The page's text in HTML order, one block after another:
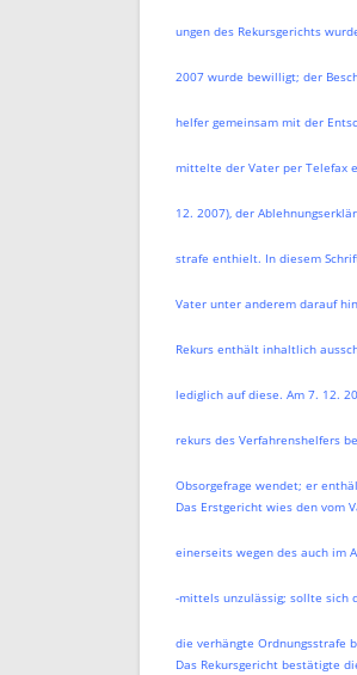
ungen des Rekursgerichts
2007 wurde bewilligt; der
helfer gemeinsam mit der
mittelte der Vater per Telefax
12. 2007), der
strafe enthielt. In diesem
Vater unter anderem darauf
Rekurs enthält inhaltlich
lediglich auf diese. Am 7. 12.
rekurs des Verfahrenshelfers
Obsorgefrage wendet; er
Das Erstgericht wies den vom
einerseits wegen des auch im
-mittels unzulässig; sollte sich
die verhängte Ordnungsstrafe
Das Rekursgericht bestätigte